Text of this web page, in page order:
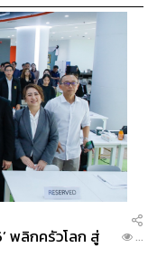
พลิกครัวโลก สู่
...